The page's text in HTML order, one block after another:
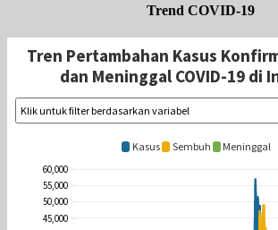
Trend COVID-19